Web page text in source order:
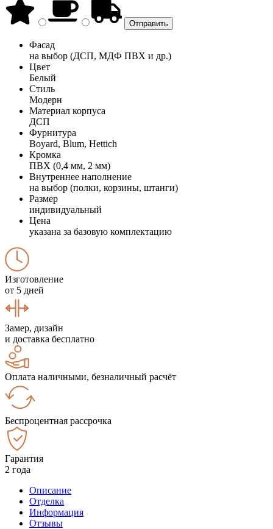
Фасад
на выбор (ДСП, МДФ ПВХ и др.)
Цвет
Белый
Стиль
Модерн
Материал корпуса
ДСП
Фурнитура
Boyard, Blum, Hettich
Кромка
ПВХ (0,4 мм, 2 мм)
Внутреннее наполнение
на выбор (полки, корзины, штанги)
Размер
индивидуальный
Цена
указана за базовую комплектацию
Изготовление
от 5 дней
Замер, дизайн
и доставка бесплатно
Оплата наличными, безналичный расчёт
Беспроцентная рассрочка
Гарантия
2 года
Описание
Отделка
Информация
Отзывы